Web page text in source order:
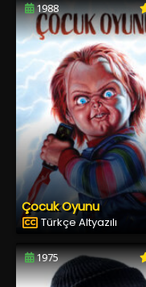
1988
Çocuk Oyunu
Türkçe Altyazılı
1975